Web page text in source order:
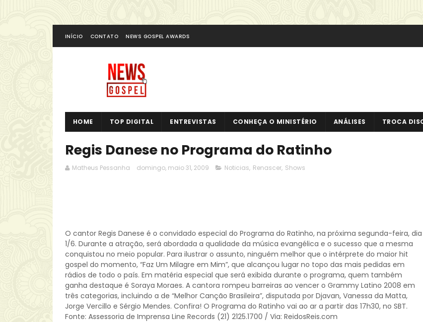
INÍCIO CONTATO NEWS GOSPEL AWARDS
HOME TOP DIGITAL ENTREVISTAS CONHEÇA O MINISTÉRIO ANÁLISES TROCA
Regis Danese no Programa do Ratinho
Matheus Pessanha domingo, maio 31, 2009 Noticias, Renascer, Shows
O cantor Regis Danese é o convidado especial do Programa do Ratinho, na próxima segunda-feira, dia
1/6. Durante a atração, será abordada a qualidade da música evangélica e o sucesso que a mesma
conquistou no meio popular. Para ilustrar o assunto, ninguém melhor que o intérprete do maior hit
gospel do momento, “Faz Um Milagre em Mim”, que alcançou lugar no topo das mais pedidas em
rádios de todo o país. Em matéria especial que será exibida durante o programa, quem também
ganha destaque é Soraya Moraes. A cantora rompeu barreiras ao vencer o Grammy Latino 2008 em
três categorias, incluindo a de “Melhor Canção Brasileira”, disputada por Djavan, Vanessa da Matta,
Jorge Vercillo e Sérgio Mendes. Confira! O Programa do Ratinho vai ao ar a partir das 17h30, no SBT.
Fonte: Assessoria de Imprensa Line Records (21) 2125.1700 / Via: ReidosReis.com